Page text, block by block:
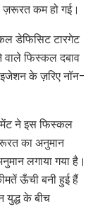
ज़रूरत कम हो गई।
डेफिसिट टारगेट
वाले फिस्कल दबाव
के ज़रिए नॉन-
ने इस फिस्कल
का अनुमान
लगाया गया है।
ऊँची बनी हुई हैं
युद्ध के बीच